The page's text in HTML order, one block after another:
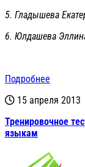
5. Гладышева
6. Юлдашева
Подробнее
15 апреля 2013
Тренировочное
языкам